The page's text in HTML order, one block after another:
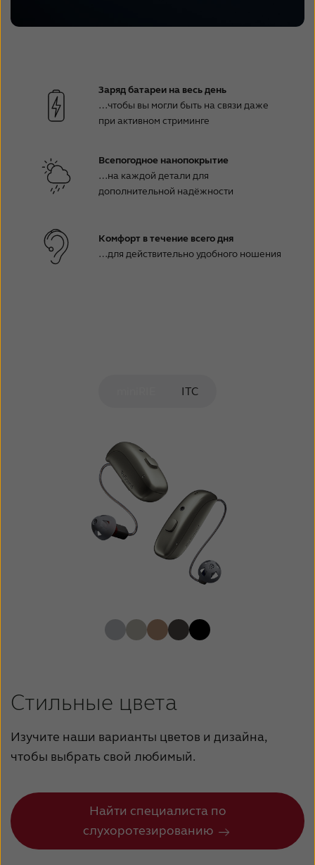
Заряд батареи на весь день
…чтобы вы могли быть на связи даже
при активном стриминге
Всепогодное нанопокрытие
…на каждой детали для
дополнительной надёжности
Комфорт в течение всего дня
…для действительно удобного ношения
ITC
Стильные цвета
Изучите наши варианты цветов и дизайна,
чтобы выбрать свой любимый.
Найти специалиста по
слухоротезированию